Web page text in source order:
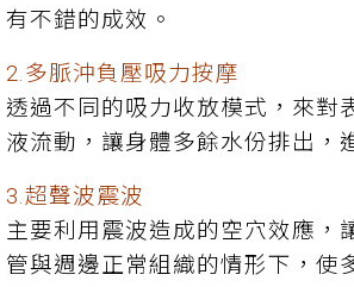
有不錯的成效。
2.多脈沖負壓吸力按摩
透過不同的吸力收放模式，來對
液流動，讓身體多餘水份排出，
3.超聲波震波
主要利用震波造成的空穴效應，
管與週邊正常組織的情形下，使